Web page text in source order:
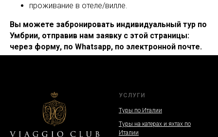
проживание в отеле/вилле.
Вы можете забронировать индивидуальный тур по
Умбрии, отправив нам заявку с этой страницы:
через форму, по Whatsapp, по электронной почте.
УСЛУГИ
Туры по Италии
Туры на катерах и яхтах по
Италии